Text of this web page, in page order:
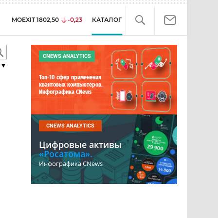
MOEXIT 1802,50 -0,23 КАТАЛОГ
CNEWS ANALYTICS
Топ-10 сфер применения
квантовых компьютеров.
Инфографика CNews
CNEWS ANALYTICS
Цифровые активы
«Росатома».
Инфографика CNews